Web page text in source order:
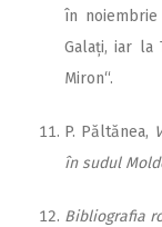
în
Galați, iar la
Miron“.
P. Păltănea,
în sudul
Bibliografia